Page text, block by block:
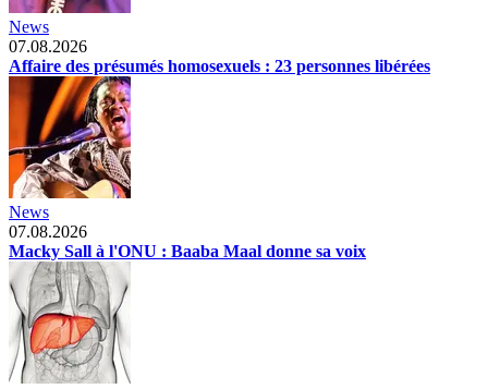
News
07.08.2026
Affaire des présumés homosexuels : 23 personnes libérées
News
07.08.2026
Macky Sall à l'ONU : Baaba Maal donne sa voix